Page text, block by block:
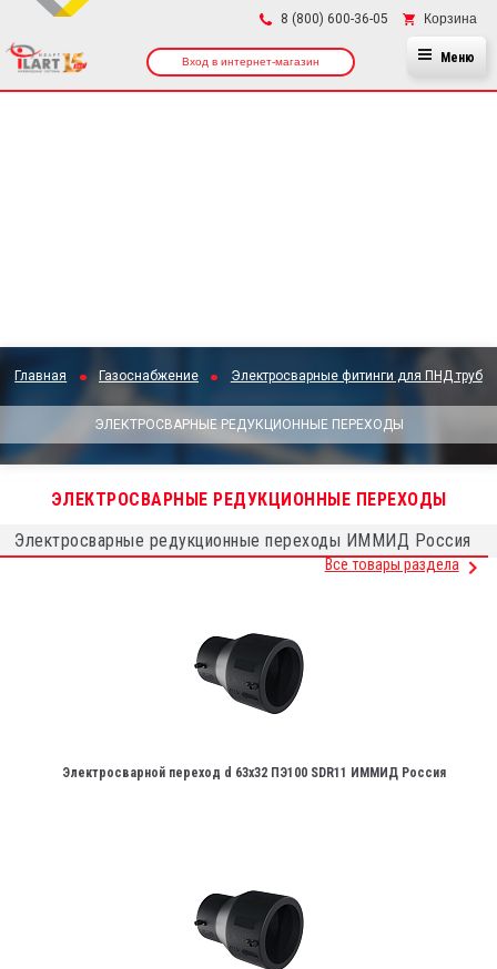
8 (800) 600-36-05 Корзина
Вход в интернет-магазин Меню
Главная Газоснабжение Электросварные фитинги для ПНД труб
ЭЛЕКТРОСВАРНЫЕ РЕДУКЦИОННЫЕ ПЕРЕХОДЫ
ЭЛЕКТРОСВАРНЫЕ РЕДУКЦИОННЫЕ ПЕРЕХОДЫ
Электросварные редукционные переходы ИММИД Россия
Все товары раздела
Электросварной переход d 63х32 ПЭ100 SDR11 ИММИД Россия
×